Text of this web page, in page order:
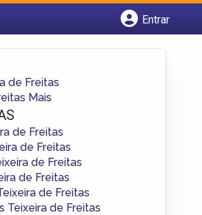
Entrar
de Freitas
Mais
de Freitas
de Freitas
de Freitas
de Freitas
de Freitas
Teixeira de Freitas